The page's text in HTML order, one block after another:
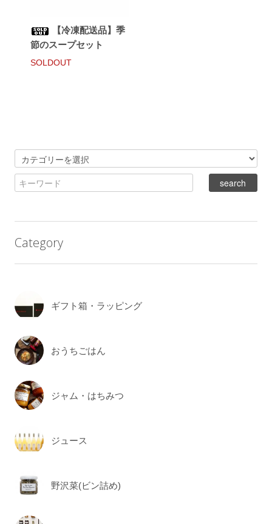
【冷凍配送品】季
節のスープセット
SOLDOUT
Category
ギフト箱・ラッピング
おうちごはん
ジャム・はちみつ
ジュース
野沢菜(ビン詰め)